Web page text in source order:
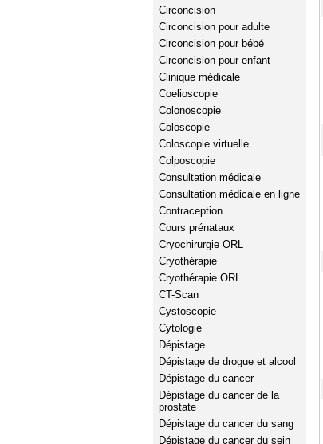
Circoncision
Circoncision pour adulte
Circoncision pour bébé
Circoncision pour enfant
Clinique médicale
Coelioscopie
Colonoscopie
Coloscopie
Coloscopie virtuelle
Colposcopie
Consultation médicale
Consultation médicale en ligne
Contraception
Cours prénataux
Cryochirurgie ORL
Cryothérapie
Cryothérapie ORL
CT-Scan
Cystoscopie
Cytologie
Dépistage
Dépistage de drogue et alcool
Dépistage du cancer
Dépistage du cancer de la
prostate
Dépistage du cancer du sang
Dépistage du cancer du sein